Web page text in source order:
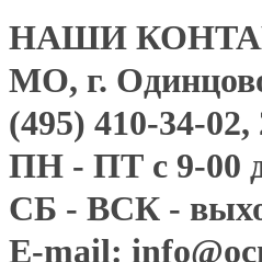
НАШИ
МО, г.
(495) 410-34-02,
ПН - ПТ с 9-00
СБ - ВСК -
E-mail: